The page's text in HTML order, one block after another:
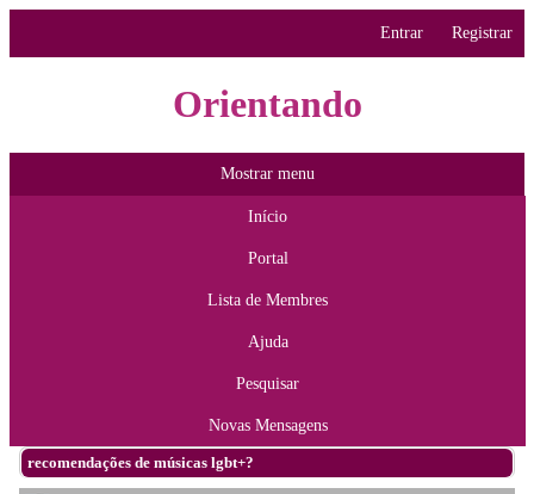
Entrar Registrar
Orientando
Mostrar menu
Início
Portal
Lista de Membres
Ajuda
Pesquisar
Novas Mensagens
recomendações de músicas lgbt+?